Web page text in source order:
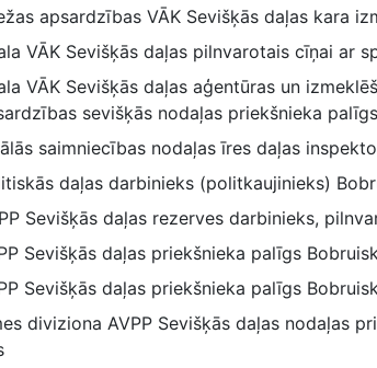
apsardzības VĀK Sevišķās daļas kara
VĀK Sevišķās daļas pilnvarotais cīņai ar
VĀK Sevišķās daļas aģentūras un
sevišķās nodaļas priekšnieka
saimniecības nodaļas īres daļas
daļas darbinieks (politkaujinieks)
Sevišķās daļas rezerves darbinieks,
Sevišķās daļas priekšnieka palīgs
Sevišķās daļas priekšnieka palīgs
diviziona AVPP Sevišķās daļas nodaļas